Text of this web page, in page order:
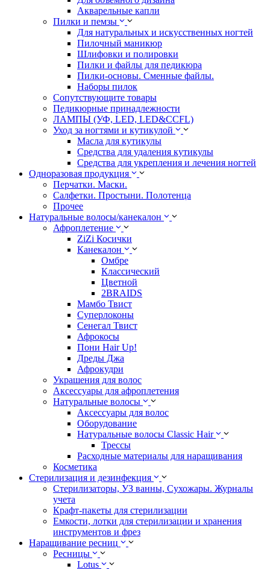
Акварельные капли
Пилки и пемзы
Для натуральных и искусственных ногтей
Пилочный маникюр
Шлифовки и полировки
Пилки и файлы для педикюра
Пилки-основы. Сменные файлы.
Наборы пилок
Сопутствующите товары
Педикюрные принадлежности
ЛАМПЫ (УФ, LED, LED&CCFL)
Уход за ногтями и кутикулой
Масла для кутикулы
Средства для удаления кутикулы
Средства для укрепления и лечения ногтей
Одноразовая продукция
Перчатки. Маски.
Салфетки. Простыни. Полотенца
Прочее
Натуральные волосы/канекалон
Афроплетение
ZiZi Косички
Канекалон
Омбре
Классический
Цветной
2BRAIDS
Мамбо Твист
Суперлоконы
Сенегал Твист
Афрокосы
Пони Hair Up!
Дреды Джа
Афрокудри
Украшения для волос
Аксессуары для афроплетения
Натуральные волосы
Аксессуары для волос
Оборудование
Натуральные волосы Classic Hair
Трессы
Расходные материалы для наращивания
Косметика
Стерилизация и дезинфекция
Стерилизаторы, УЗ ванны, Сухожары. Журналы
учета
Крафт-пакеты для стерилизации
Емкости, лотки для стерилизации и хранения
инструментов и фрез
Наращивание ресниц
Ресницы
Lotus